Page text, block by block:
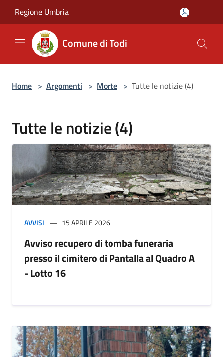
Regione Umbria
Comune di Todi
Home > Argomenti > Morte > Tutte le notizie (4)
Tutte le notizie (4)
AVVISI 15 APRILE 2026
Avviso recupero di tomba funeraria
presso il cimitero di Pantalla al Quadro A
- Lotto 16